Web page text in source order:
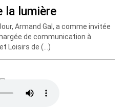
la lumière
Armand Gal, a comme invitée
de communication à
Loisirs de (…)